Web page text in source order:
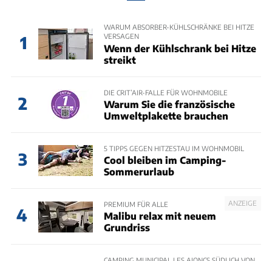
1
WARUM ABSORBER-KÜHLSCHRÄNKE BEI HITZE
VERSAGEN
Wenn der Kühlschrank bei Hitze
streikt
2
DIE CRIT’AIR-FALLE FÜR WOHNMOBILE
Warum Sie die französische
Umweltplakette brauchen
3
5 TIPPS GEGEN HITZESTAU IM WOHNMOBIL
Cool bleiben im Camping-
Sommerurlaub
4
ANZEIGE
PREMIUM FÜR ALLE
Malibu relax mit neuem
Grundriss